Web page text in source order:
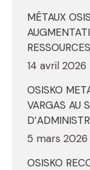
MÉTAUX
14 avril 2026
OSISKO
VARGAS AU
5 mars 2026
OSISKO